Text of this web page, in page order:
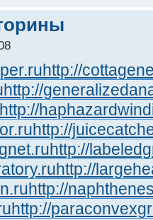
http://
http://
http://
http://
http://
http://
http://
http://